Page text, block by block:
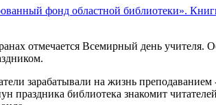
фонд областной библиотеки».
отмечается Всемирный день учителя.
зарабатывали на жизнь
праздника библиотека знакомит